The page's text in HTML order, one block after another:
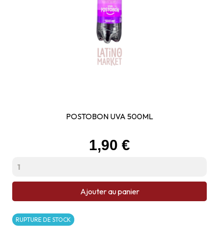
POSTOBON UVA 500ML
Prix
1,90 €
Ajouter au panier
RUPTURE DE STOCK